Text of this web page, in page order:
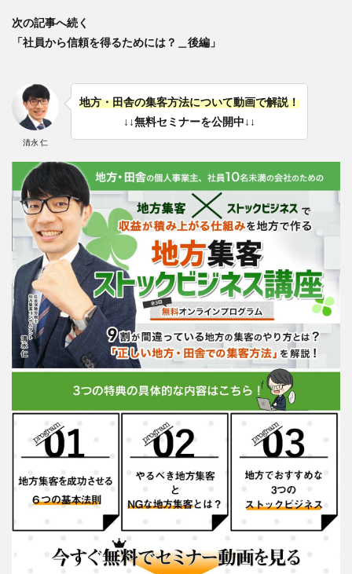
次の記事へ続く
「社員から信頼を得るためには？＿後編」
清永 仁
地方・田舎の集客方法について動画で解説！
↓↓無料セミナーを公開中↓↓